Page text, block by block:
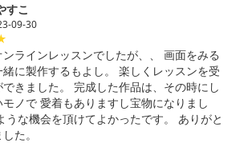
すこ
09-30
ンラインレッスンでしたが、、 画面をみる
緒に製作するもよし。 楽しくレッスンを受
きました。 完成した作品は、その時にし
ノで 愛着もありますし宝物になりまし
うな機会を頂けてよかったです。 ありがと
た。